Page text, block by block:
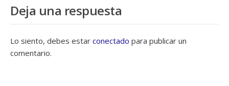
Deja una respuesta
Lo siento, debes estar conectado para publicar un
comentario.